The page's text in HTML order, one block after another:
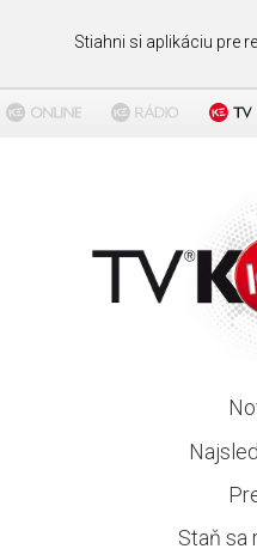
Stiahni si aplikáciu pre
Staň sa